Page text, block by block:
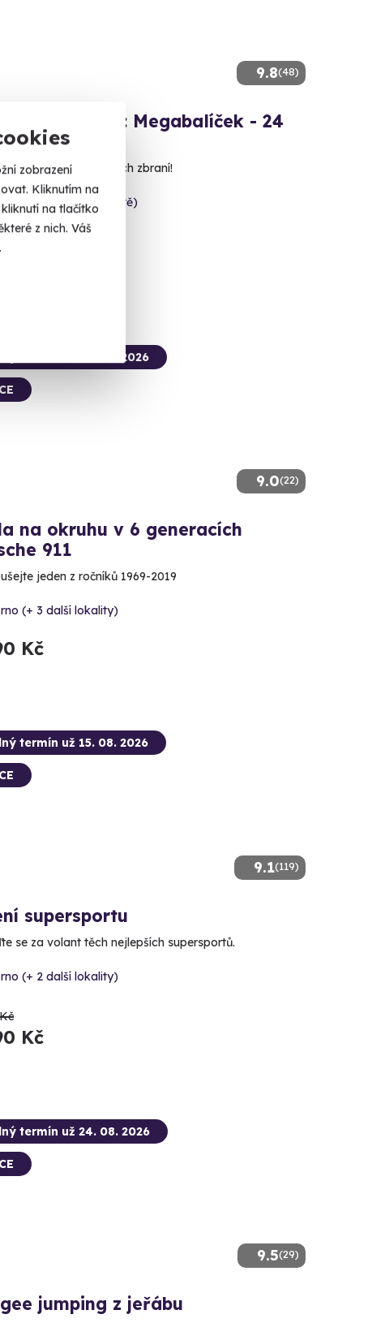
zobrazení
Kliknutím na
na tlačítko
z nich. Váš
9.8(48)
střelba: Megabalíček - 24
nábojů z 24 různých zbraní!
Bzenec (Uherské Hradiště)
(+ 28 dalších lokalit)
Kč
9.0(22)
termín už 31. 08. 2026
na okruhu v 6 generacích
911
jeden z ročníků 1969-2019
(+ 3 další lokality)
Kč
9.1(119)
termín už 15. 08. 2026
supersportu
se za volant těch nejlepších supersportů.
(+ 2 další lokality)
Kč
9.5(29)
termín už 24. 08. 2026
jumping z jeřábu